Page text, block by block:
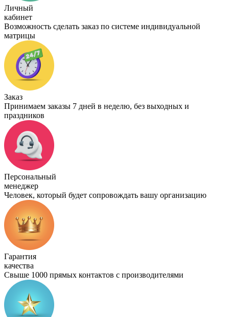
Личный
кабинет
Возможность сделать заказ по системе индивидуальной
матрицы
Заказ
Принимаем заказы 7 дней в неделю, без выходных и
праздников
Персональный
менеджер
Человек, который будет сопровождать вашу организацию
Гарантия
качества
Свыше 1000 прямых контактов с производителями